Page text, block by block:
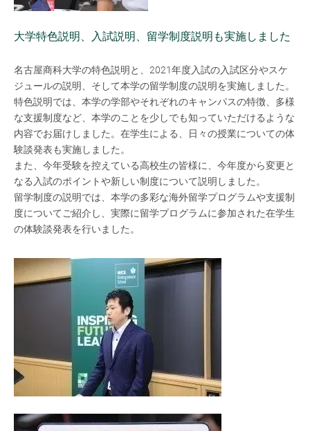
大学特色説明、入試説明、留学制度説明も実施しました
名古屋商科大学の特色説明と、2021年度入試の入試区分やスケ
ジュールの説明、そして本学の留学制度の説明を実施しました。
特色説明では、本学の学部やそれぞれのキャンパスの特徴、多様
な支援制度など、本学のことを少しでも知っていただけるような
内容でお届けしました。在学生による、日々の授業についての体
験談発表も実施しました。
また、今年受験を控えている高校生の皆様に、今年度から変更と
なる入試のポイントや新しい制度について説明しました。
留学制度の説明では、本学の多彩な海外留学プログラムや支援制
度についてご紹介し、実際に留学プログラムに参加された在学生
の体験談発表を行いました。